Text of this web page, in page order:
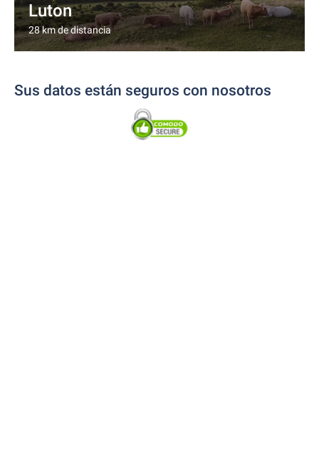
Luton
28 km de distancia
Sus datos están seguros con nosotros